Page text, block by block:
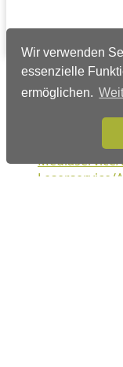
Wir verwenden
essenzielle
ermöglichen.
Verlags-Service
Impressum
Leserservice/